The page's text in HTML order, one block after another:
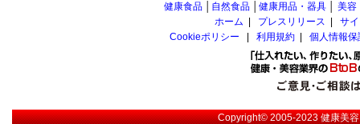
健康食品 自然食品 健康用品・器具 美容
ホーム
プレスリリース
サ
Cookieポリシー
利用規約 個人情報
Copyright© 2005-2023健康美